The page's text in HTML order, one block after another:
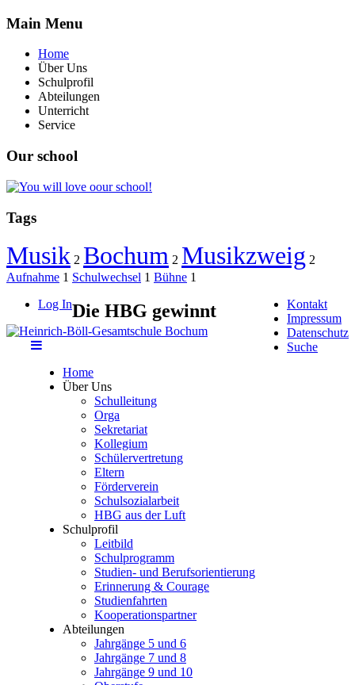
Main Menu
Home
Über Uns
Schulprofil
Abteilungen
Unterricht
Service
Our school
Tags
Musik 2 Bochum 2 Musikzweig 2
Aufnahme 1 Schulwechsel 1 Bühne 1
Log In
Kontakt
Impressum
Datenschutz
Suche
Home
Über Uns
Schulleitung
Orga
Sekretariat
Kollegium
Schülervertretung
Eltern
Förderverein
Schulsozialarbeit
HBG aus der Luft
Schulprofil
Leitbild
Schulprogramm
Studien- und Berufsorientierung
Erinnerung & Courage
Studienfahrten
Kooperationspartner
Abteilungen
Jahrgänge 5 und 6
Jahrgänge 7 und 8
Jahrgänge 9 und 10
Die HBG gewinnt